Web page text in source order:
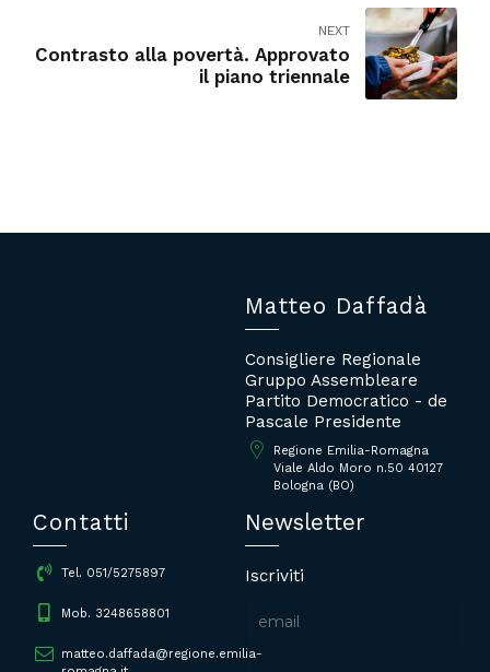
NEXT
Contrasto alla povertà. Approvato
il piano triennale
Matteo Daffadà
Consigliere Regionale
Gruppo Assembleare
Partito Democratico - de
Pascale Presidente
Regione Emilia-Romagna
Viale Aldo Moro n.50 40127
Bologna (BO)
Contatti
Tel. 051/5275897
Mob. 3248658801
matteo.daffada@regione.emilia-
Newsletter
Iscriviti